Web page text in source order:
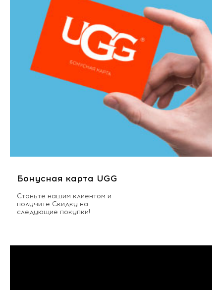
Бонусная карта UGG
Станьте нашим клиентом и
получите Скидку на
следующие покупки!